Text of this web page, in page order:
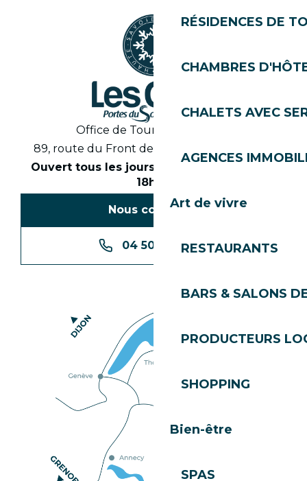
RÉSIDENCES DE
CHAMBRES
CHALETS AVEC
AGENCES
Art de vivre
RESTAURANTS
BARS & SALONS
PRODUCTEURS
SHOPPING
Bien-être
SPAS
Office de Tourisme des Gets
89, route du Front de Neige 74260 Les Gets
Ouvert tous les jours en saison de 8h30 à
18h30
Nous contacter
04 50 74 74 74